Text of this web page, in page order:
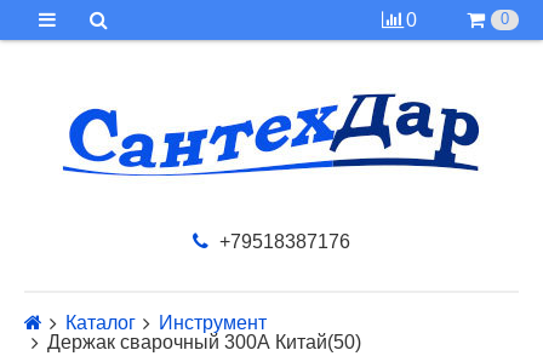
0 0
+79518387176
Каталог
Инструмент
Держак сварочный 300А Китай(50)